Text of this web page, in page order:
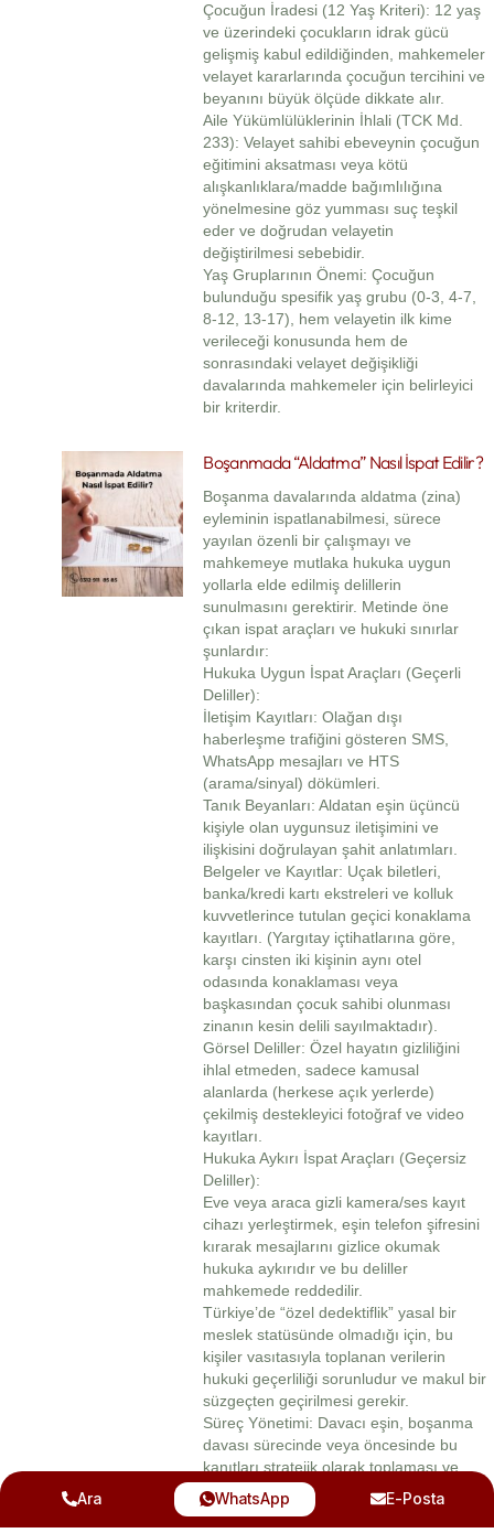
Çocuğun İradesi (12 Yaş Kriteri): 12 yaş
ve üzerindeki çocukların idrak gücü
gelişmiş kabul edildiğinden, mahkemeler
velayet kararlarında çocuğun tercihini ve
beyanını büyük ölçüde dikkate alır.
Aile Yükümlülüklerinin İhlali (TCK Md.
233): Velayet sahibi ebeveynin çocuğun
eğitimini aksatması veya kötü
alışkanlıklara/madde bağımlılığına
yönelmesine göz yumması suç teşkil
eder ve doğrudan velayetin
değiştirilmesi sebebidir.
Yaş Gruplarının Önemi: Çocuğun
bulunduğu spesifik yaş grubu (0-3, 4-7,
8-12, 13-17), hem velayetin ilk kime
verileceği konusunda hem de
sonrasındaki velayet değişikliği
davalarında mahkemeler için belirleyici
bir kriterdir.
Boşanmada “Aldatma” Nasıl İspat Edilir?
Boşanma davalarında aldatma (zina)
eyleminin ispatlanabilmesi, sürece
yayılan özenli bir çalışmayı ve
mahkemeye mutlaka hukuka uygun
yollarla elde edilmiş delillerin
sunulmasını gerektirir. Metinde öne
çıkan ispat araçları ve hukuki sınırlar
şunlardır:
Hukuka Uygun İspat Araçları (Geçerli
Deliller):
İletişim Kayıtları: Olağan dışı
haberleşme trafiğini gösteren SMS,
WhatsApp mesajları ve HTS
(arama/sinyal) dökümleri.
Tanık Beyanları: Aldatan eşin üçüncü
kişiyle olan uygunsuz iletişimini ve
ilişkisini doğrulayan şahit anlatımları.
Belgeler ve Kayıtlar: Uçak biletleri,
banka/kredi kartı ekstreleri ve kolluk
kuvvetlerince tutulan geçici konaklama
kayıtları. (Yargıtay içtihatlarına göre,
karşı cinsten iki kişinin aynı otel
odasında konaklaması veya
başkasından çocuk sahibi olunması
zinanın kesin delili sayılmaktadır).
Görsel Deliller: Özel hayatın gizliliğini
ihlal etmeden, sadece kamusal
alanlarda (herkese açık yerlerde)
çekilmiş destekleyici fotoğraf ve video
kayıtları.
Hukuka Aykırı İspat Araçları (Geçersiz
Deliller):
Eve veya araca gizli kamera/ses kayıt
cihazı yerleştirmek, eşin telefon şifresini
kırarak mesajlarını gizlice okumak
hukuka aykırıdır ve bu deliller
mahkemede reddedilir.
Türkiye’de “özel dedektiflik” yasal bir
meslek statüsünde olmadığı için, bu
kişiler vasıtasıyla toplanan verilerin
hukuki geçerliliği sorunludur ve makul bir
süzgeçten geçirilmesi gerekir.
Süreç Yönetimi: Davacı eşin, boşanma
davası sürecinde veya öncesinde bu
kanıtları stratejik olarak toplaması ve
mahkemeye bir avukatın hukuki
yardımıyla, aşama aşama sunması
Ara WhatsApp E-Posta